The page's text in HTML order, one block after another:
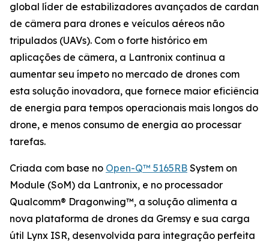
global líder de estabilizadores avançados de cardan
de câmera para drones e veículos aéreos não
tripulados (UAVs). Com o forte histórico em
aplicações de câmera, a Lantronix continua a
aumentar seu ímpeto no mercado de drones com
esta solução inovadora, que fornece maior eficiência
de energia para tempos operacionais mais longos do
drone, e menos consumo de energia ao processar
tarefas.
Criada com base no Open-Q™ 5165RB System on
Module (SoM) da Lantronix, e no processador
Qualcomm® Dragonwing™, a solução alimenta a
nova plataforma de drones da Gremsy e sua carga
útil Lynx ISR, desenvolvida para integração perfeita